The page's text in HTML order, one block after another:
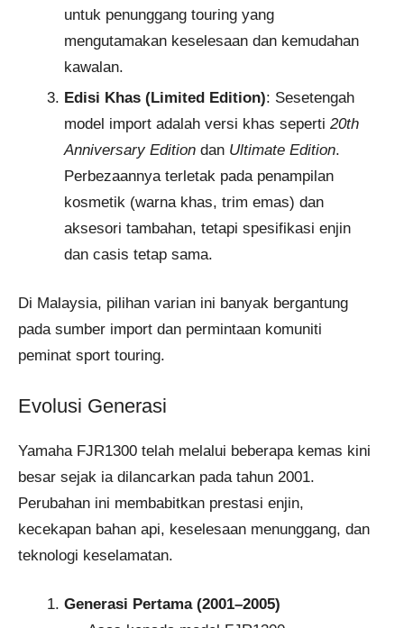
untuk penunggang touring yang
mengutamakan keselesaan dan kemudahan
kawalan.
Edisi Khas (Limited Edition): Sesetengah
model import adalah versi khas seperti 20th
Anniversary Edition dan Ultimate Edition.
Perbezaannya terletak pada penampilan
kosmetik (warna khas, trim emas) dan
aksesori tambahan, tetapi spesifikasi enjin
dan casis tetap sama.
Di Malaysia, pilihan varian ini banyak bergantung
pada sumber import dan permintaan komuniti
peminat sport touring.
Evolusi Generasi
Yamaha FJR1300 telah melalui beberapa kemas kini
besar sejak ia dilancarkan pada tahun 2001.
Perubahan ini membabitkan prestasi enjin,
kecekapan bahan api, keselesaan menunggang, dan
teknologi keselamatan.
Generasi Pertama (2001–2005)